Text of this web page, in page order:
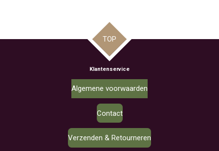
TOP
Klantenservice
Algemene voorwaarden
Contact
Verzenden & Retourneren